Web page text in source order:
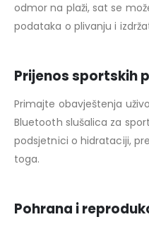
odmor na plaži, sat se
podataka o plivanju i
Prijenos sportskih
Primajte obavještenja
Bluetooth slušalica za
podsjetnici o hidrataciji,
toga.
Pohrana i